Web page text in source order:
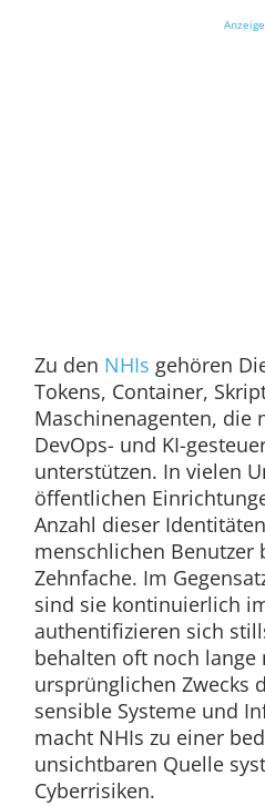
Anzeige
Zu den NHIs gehören
Tokens, Container,
Maschinenagenten, die
DevOps- und KI-
unterstützen. In vielen
öffentlichen
Anzahl dieser
menschlichen Benutzer
Zehnfache. Im
sind sie kontinuierlich
authentifizieren sich
behalten oft noch lange
ursprünglichen Zwecks
sensible Systeme und
macht NHIs zu einer
unsichtbaren Quelle
Cyberrisiken.